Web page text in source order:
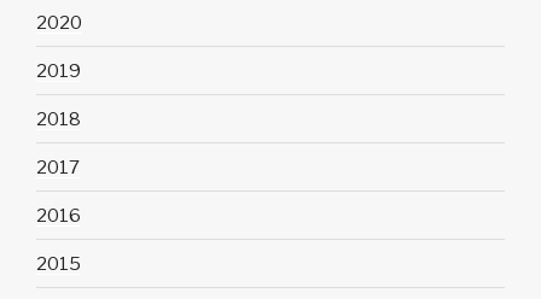
2020
2019
2018
2017
2016
2015